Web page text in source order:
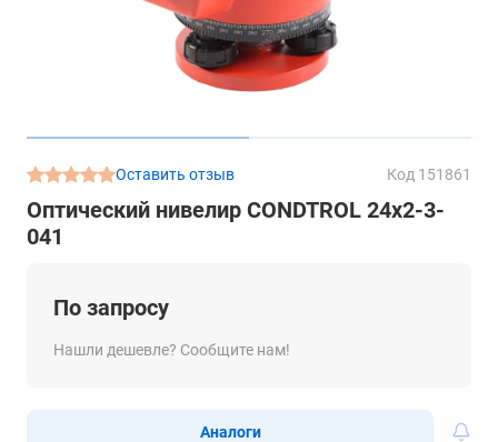
Оставить отзыв Код 151861
Оптический нивелир CONDTROL 24x2-3-
041
По запросу
Нашли дешевле? Сообщите нам!
Аналоги